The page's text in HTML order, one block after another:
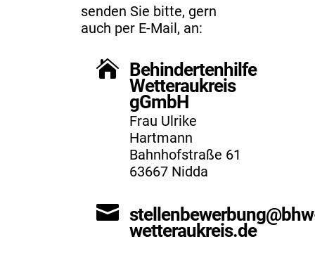
senden Sie bitte, gern
auch per E-Mail, an:
 Behindertenhilfe
Wetteraukreis
gGmbH
Frau Ulrike
Hartmann
Bahnhofstraße 61
63667 Nidda

wetteraukreis.de